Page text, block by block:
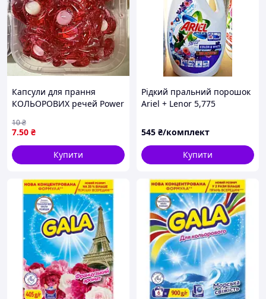
Капсули для прання
КОЛЬОРОВИХ речей Power
ШТ.)
7.50 ₴
10₴
Купити
Рідкий пральний порошок
Ariel + Lenor 5,775
545 ₴/комплект
Купити